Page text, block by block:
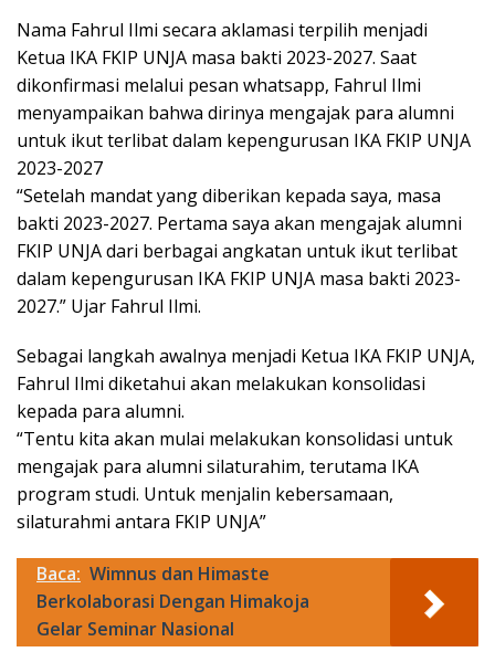
Nama Fahrul Ilmi secara aklamasi terpilih menjadi
Ketua IKA FKIP UNJA masa bakti 2023-2027. Saat
dikonfirmasi melalui pesan whatsapp, Fahrul Ilmi
menyampaikan bahwa dirinya mengajak para alumni
untuk ikut terlibat dalam kepengurusan IKA FKIP UNJA
2023-2027
“Setelah mandat yang diberikan kepada saya, masa
bakti 2023-2027. Pertama saya akan mengajak alumni
FKIP UNJA dari berbagai angkatan untuk ikut terlibat
dalam kepengurusan IKA FKIP UNJA masa bakti 2023-
2027.” Ujar Fahrul Ilmi.
Sebagai langkah awalnya menjadi Ketua IKA FKIP UNJA,
Fahrul Ilmi diketahui akan melakukan konsolidasi
kepada para alumni.
“Tentu kita akan mulai melakukan konsolidasi untuk
mengajak para alumni silaturahim, terutama IKA
program studi. Untuk menjalin kebersamaan,
silaturahmi antara FKIP UNJA”
Baca: Wimnus dan Himaste
Berkolaborasi Dengan Himakoja
Gelar Seminar Nasional